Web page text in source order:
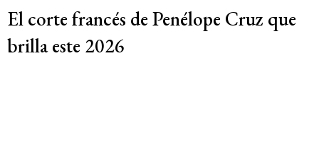
El corte francés de Penélope Cruz que
brilla este 2026